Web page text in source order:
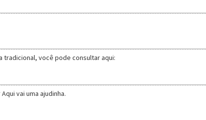
tradicional, você pode consultar aqui:
vai uma ajudinha.